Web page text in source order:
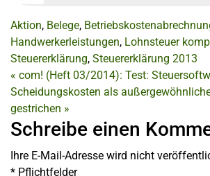
Aktion, Belege,
Handwerkerleistungen, Lohnsteuer
Steuererklärung, Steuererklärung 2013
« com! (Heft 03/2014): Test:
Scheidungskosten als
gestrichen »
Schreibe einen
Ihre E-Mail-Adresse wird nicht
* Pflichtfelder